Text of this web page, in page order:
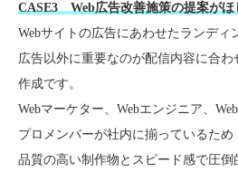
CASE3 Web広告改善施策の提案がほ
Webサイトの広告にあわせたランディ
広告以外に重要なのが配信内容に合
作成です。
Webマーケター、Webエンジニア、
プロメンバーが社内に揃っているため
品質の高い制作物とスピード感で圧倒